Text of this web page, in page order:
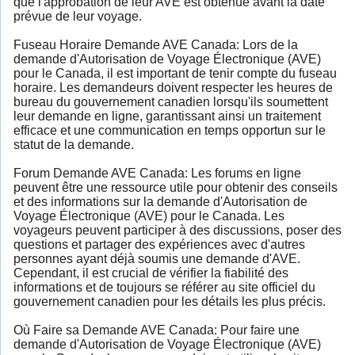
prévue de leur voyage.
Fuseau Horaire Demande AVE Canada: Lors de la
demande d'Autorisation de Voyage Électronique (AVE)
pour le Canada, il est important de tenir compte du fuseau
horaire. Les demandeurs doivent respecter les heures de
bureau du gouvernement canadien lorsqu'ils soumettent
leur demande en ligne, garantissant ainsi un traitement
efficace et une communication en temps opportun sur le
statut de la demande.
Forum Demande AVE Canada: Les forums en ligne
peuvent être une ressource utile pour obtenir des conseils
et des informations sur la demande d'Autorisation de
Voyage Électronique (AVE) pour le Canada. Les
voyageurs peuvent participer à des discussions, poser des
questions et partager des expériences avec d'autres
personnes ayant déjà soumis une demande d'AVE.
Cependant, il est crucial de vérifier la fiabilité des
informations et de toujours se référer au site officiel du
gouvernement canadien pour les détails les plus précis.
Où Faire sa Demande AVE Canada: Pour faire une
demande d'Autorisation de Voyage Électronique (AVE)